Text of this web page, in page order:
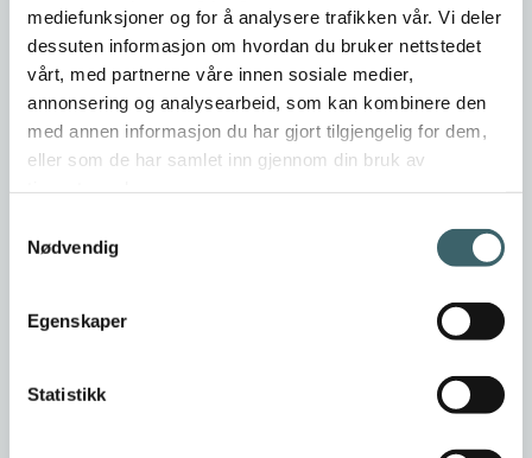
mediefunksjoner og for å analysere trafikken vår. Vi deler
dessuten informasjon om hvordan du bruker nettstedet
vårt, med partnerne våre innen sosiale medier,
annonsering og analysearbeid, som kan kombinere den
med annen informasjon du har gjort tilgjengelig for dem,
eller som de har samlet inn gjennom din bruk av
Nødvendig
Egenskaper
Statistikk
Vi gratulerer Urmaker Karoliussen AS med
prisen "Årets Servicebedrift 2025"